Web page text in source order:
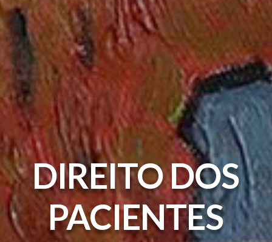
DIREITO DOS
PACIENTES